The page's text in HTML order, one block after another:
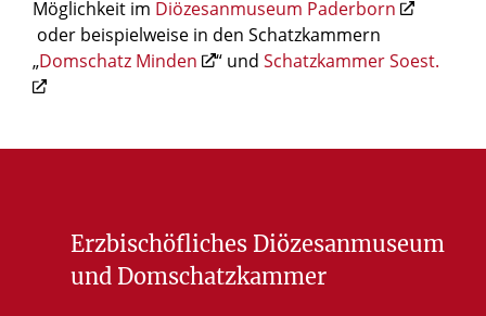
Möglichkeit im Diözesanmuseum Paderborn
oder beispielweise in den Schatzkammern
„Domschatz Minden “ und Schatzkammer Soest.
Erzbischöfliches Diözesanmuseum
und Domschatzkammer